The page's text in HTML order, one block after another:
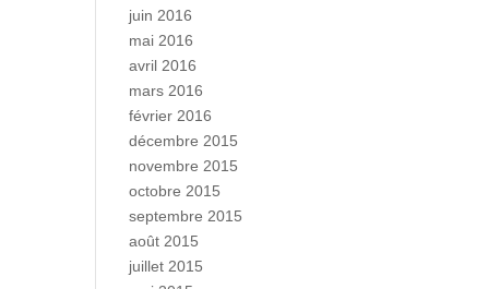
juin 2016
mai 2016
avril 2016
mars 2016
février 2016
décembre 2015
novembre 2015
octobre 2015
septembre 2015
août 2015
juillet 2015